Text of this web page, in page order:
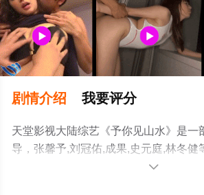
剧情介绍 我要评分
天堂影视大陆综艺《予你见山水》是一
导，张馨予,刘冠佑,成果,史元庭,林冬健
绎的大陆综艺，手机免费观看高清未删
